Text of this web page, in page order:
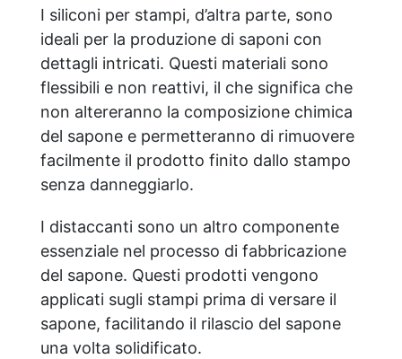
forma libera. Esso agisce come agente di
saponificazione, reagendo a acidi grassi
(per esempio olio di oliva od olio di
cocco), un processo in uso da secoli, che
è la base dei saponi artigianali e non.
Effettuate test sugli animali?
Assolutamente no. Ci impegniamo in una
produzione etica e non testiamo
nessuno dei nostri prodotti sugli animali.
La glicerina che utilizzate deriva da fonti
vegetali? Sì, la glicerina che utilizziamo è
derivata dall'olio di colza, garantendo un
prodotto di origine totalmente vegetale.
I vostri prodotti sono liberi da SLS? Sì,
tutti i nostri prodotti sono
completamente privi di SLS. Ci
assicuriamo di fornire ingredienti delicati
e sicuri per la pelle. Quali basi sono
adatte per vegani? Tutte le nostre basi
I siliconi per stampi, d’altra parte, sono
ideali per la produzione di saponi con
dettagli intricati. Questi materiali sono
flessibili e non reattivi, il che significa che
non altereranno la composizione chimica
del sapone e permetteranno di rimuovere
facilmente il prodotto finito dallo stampo
senza danneggiarlo.
I distaccanti sono un altro componente
essenziale nel processo di fabbricazione
del sapone. Questi prodotti vengono
applicati sugli stampi prima di versare il
sapone, facilitando il rilascio del sapone
una volta solidificato.